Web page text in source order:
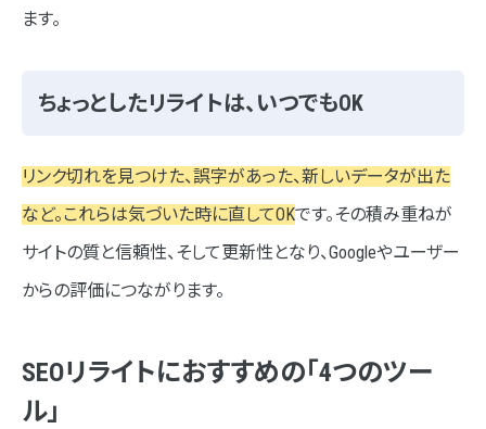
ます。
ちょっとしたリライトは、いつでもOK
リンク切れを見つけた、誤字があった、新しいデータが出た
など。これらは気づいた時に直してOKです。その積み重ねが
サイトの質と信頼性、そして更新性となり、Googleやユーザー
からの評価につながります。
SEOリライトにおすすめの「4つのツー
ル」